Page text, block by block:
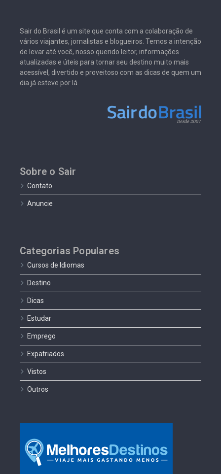
Sair do Brasil é um site que conta com a colaboração de
vários viajantes, jornalistas e blogueiros. Temos a intenção
de levar até você, nosso querido leitor, informações
atualizadas e úteis para tornar seu destino muito mais
acessível, divertido e proveitoso com as dicas de quem um
dia já esteve por lá.
Sobre o Sair
Contato
Anuncie
Categorias Populares
Cursos de Idiomas
Destino
Dicas
Estudar
Emprego
Expatriados
Vistos
Outros